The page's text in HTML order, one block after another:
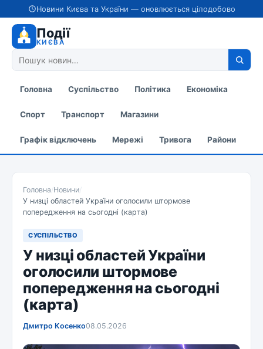
Новини Києва та України — оновлюється цілодобово
Події
КИЄВА
Головна Суспільство Політика Економіка
Спорт Транспорт Магазини
Графік відключень Мережі Тривога Райони
Головна/Новини/
У низці областей України оголосили штормове
попередження на сьогодні (карта)
СУСПІЛЬСТВО
У низці областей України
оголосили штормове
попередження на сьогодні
(карта)
Дмитро Косенко08.05.2026